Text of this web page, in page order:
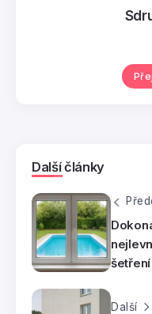
Další články
Další